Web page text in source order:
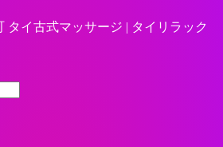
タイ古式マッサージ | タイリラック